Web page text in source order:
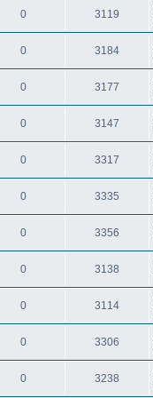
0 3119
0 3184
0 3177
0 3147
0 3317
0 3335
0 3356
0 3138
0 3114
0 3306
0 3238